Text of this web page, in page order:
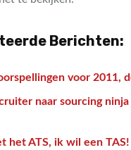
Berichten:
voor 2011,
naar sourcing ninja
het ATS, ik wil een TAS!